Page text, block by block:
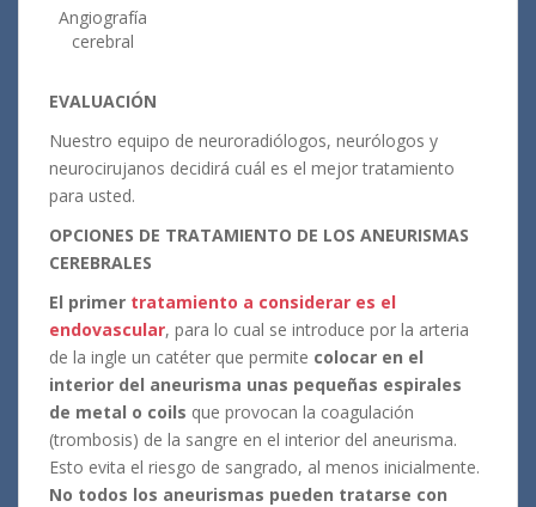
Angiografía
cerebral
EVALUACIÓN
Nuestro equipo de neuroradiólogos, neurólogos y
neurocirujanos decidirá cuál es el mejor tratamiento
para usted.
OPCIONES DE TRATAMIENTO DE LOS ANEURISMAS
CEREBRALES
El primer tratamiento a considerar es el
endovascular, para lo cual se introduce por la arteria
de la ingle un catéter que permite colocar en el
interior del aneurisma unas pequeñas espirales
de metal o coils que provocan la coagulación
(trombosis) de la sangre en el interior del aneurisma.
Esto evita el riesgo de sangrado, al menos inicialmente.
No todos los aneurismas pueden tratarse con